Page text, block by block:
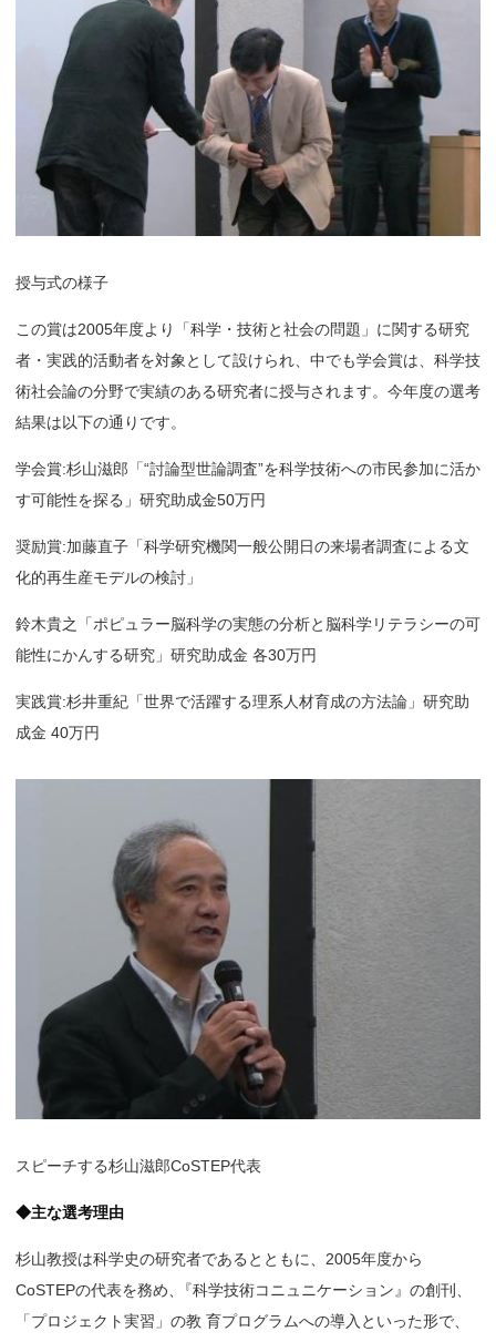
授与式の様子
この賞は2005年度より「科学・技術と社会の問題」に関する研究
者・実践的活動者を対象として設けられ、中でも学会賞は、科学技
術社会論の分野で実績のある研究者に授与されます。今年度の選考
結果は以下の通りです。
学会賞:杉山滋郎「“討論型世論調査”を科学技術への市民参加に活か
す可能性を探る」研究助成金50万円
奨励賞:加藤直子「科学研究機関一般公開日の来場者調査による文
化的再生産モデルの検討」
鈴木貴之「ポピュラー脳科学の実態の分析と脳科学リテラシーの可
能性にかんする研究」研究助成金 各30万円
実践賞:杉井重紀「世界で活躍する理系人材育成の方法論」研究助
成金 40万円
スピーチする杉山滋郎CoSTEP代表
◆主な選考理由
杉山教授は科学史の研究者であるとともに、2005年度から
CoSTEPの代表を務め
『科学技術コニュニケーション』の創刊
「プロジェクト実習」の教 育プログラムへの導入といった形で、